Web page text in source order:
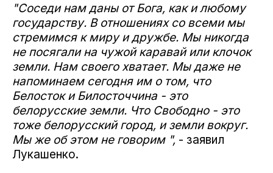
"Соседи нам даны от Бога, как и любому
государству. В отношениях со всеми мы
стремимся к миру и дружбе. Мы никогда
не посягали на чужой каравай или клочок
земли. Нам своего хватает. Мы даже не
напоминаем сегодня им о том, что
Белосток и Билосточчина - это
белорусские земли. Что Свободно - это
тоже белорусский город, и земли вокруг.
Мы же об этом не говорим ", - заявил
Лукашенко.